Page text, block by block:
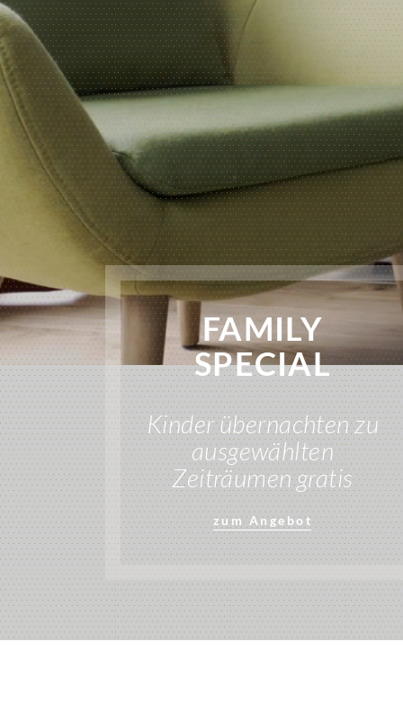
FAMILY
SPECIAL
Kinder übernachten zu
ausgewählten
Zeiträumen gratis
zum Angebot